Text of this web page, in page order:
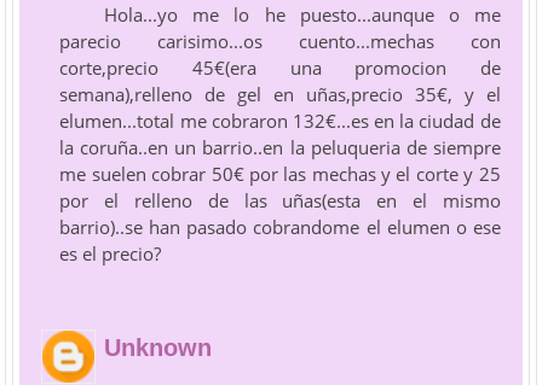
Hola...yo me lo he puesto...aunque o me
parecio carisimo...os cuento...mechas con
corte,precio 45€(era una promocion de
semana),relleno de gel en uñas,precio 35€, y el
elumen...total me cobraron 132€...es en la ciudad de
la coruña..en un barrio..en la peluqueria de siempre
me suelen cobrar 50€ por las mechas y el corte y 25
por el relleno de las uñas(esta en el mismo
barrio)..se han pasado cobrandome el elumen o ese
es el precio?
Unknown